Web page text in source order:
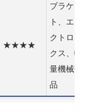
★★★★
ブラケッ
ト、エレ
クトロニ
クス、軽
量機械部
品